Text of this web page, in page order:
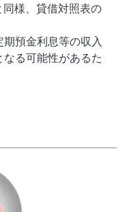
同様、貸借対照表の
期預金利息等の収入
る可能性があるた